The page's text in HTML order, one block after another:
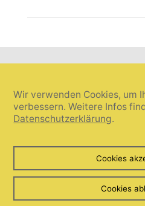
Cookie-
© Umanis freie Wortwahl
Wir verwenden Cookies, um
verbessern. Weitere Infos
Datenschutzerklärung.
Cookies
Cookies